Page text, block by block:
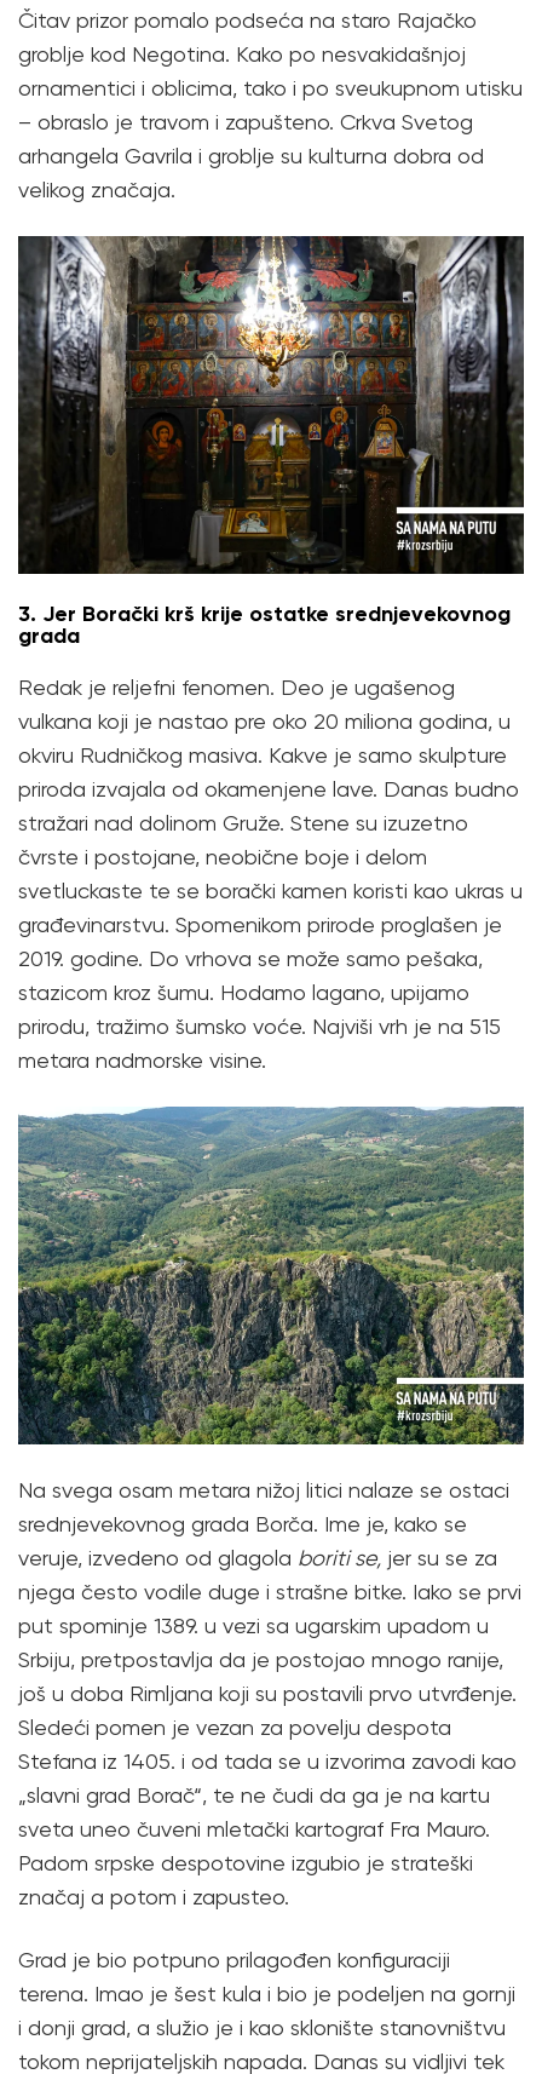
Čitav prizor pomalo podseća na staro Rajačko
groblje kod Negotina. Kako po nesvakidašnjoj
ornamentici i oblicima, tako i po sveukupnom utisku
– obraslo je travom i zapušteno. Crkva Svetog
arhangela Gavrila i groblje su kulturna dobra od
velikog značaja.
3. Jer Borački krš krije ostatke srednjevekovnog
grada
Redak je reljefni fenomen. Deo je ugašenog
vulkana koji je nastao pre oko 20 miliona godina, u
okviru Rudničkog masiva. Kakve je samo skulpture
priroda izvajala od okamenjene lave. Danas budno
stražari nad dolinom Gruže. Stene su izuzetno
čvrste i postojane, neobične boje i delom
svetluckaste te se borački kamen koristi kao ukras u
građevinarstvu. Spomenikom prirode proglašen je
2019. godine. Do vrhova se može samo pešaka,
stazicom kroz šumu. Hodamo lagano, upijamo
prirodu, tražimo šumsko voće. Najviši vrh je na 515
metara nadmorske visine.
Na svega osam metara nižoj litici nalaze se ostaci
srednjevekovnog grada Borča. Ime je, kako se
veruje, izvedeno od glagola boriti se, jer su se za
njega često vodile duge i strašne bitke. Iako se prvi
put spominje 1389. u vezi sa ugarskim upadom u
Srbiju, pretpostavlja da je postojao mnogo ranije,
još u doba Rimljana koji su postavili prvo utvrđenje.
Sledeći pomen je vezan za povelju despota
Stefana iz 1405. i od tada se u izvorima zavodi kao
„slavni grad Borač“, te ne čudi da ga je na kartu
sveta uneo čuveni mletački kartograf Fra Mauro.
Padom srpske despotovine izgubio je strateški
značaj a potom i zapusteo.
Grad je bio potpuno prilagođen konfiguraciji
terena. Imao je šest kula i bio je podeljen na gornji
i donji grad, a služio je i kao sklonište stanovništvu
tokom neprijateljskih napada. Danas su vidljivi tek